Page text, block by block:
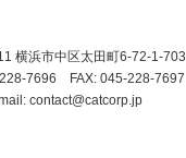
横浜市中区太田町6-72-1-703
7696 FAX: 045-228-7697
contact@catcorp.jp